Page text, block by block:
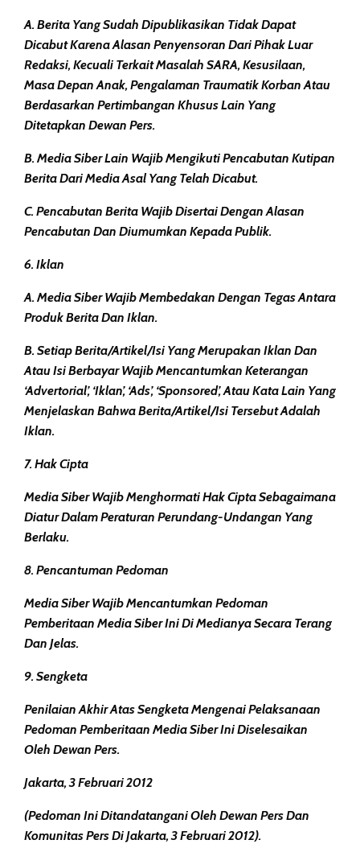
A. Berita Yang Sudah Dipublikasikan Tidak Dapat
Dicabut Karena Alasan Penyensoran Dari Pihak Luar
Redaksi, Kecuali Terkait Masalah SARA, Kesusilaan,
Masa Depan Anak, Pengalaman Traumatik Korban Atau
Berdasarkan Pertimbangan Khusus Lain Yang
Ditetapkan Dewan Pers.
B. Media Siber Lain Wajib Mengikuti Pencabutan Kutipan
Berita Dari Media Asal Yang Telah Dicabut.
C. Pencabutan Berita Wajib Disertai Dengan Alasan
Pencabutan Dan Diumumkan Kepada Publik.
6. Iklan
A. Media Siber Wajib Membedakan Dengan Tegas Antara
Produk Berita Dan Iklan.
B. Setiap Berita/artikel/isi Yang Merupakan Iklan Dan
Atau Isi Berbayar Wajib Mencantumkan Keterangan
‘advertorial’, ‘iklan’, ‘ads’, ‘sponsored’, Atau Kata Lain Yang
Menjelaskan Bahwa Berita/artikel/isi Tersebut Adalah
Iklan.
7. Hak Cipta
Media Siber Wajib Menghormati Hak Cipta Sebagaimana
Diatur Dalam Peraturan Perundang-Undangan Yang
Berlaku.
8. Pencantuman Pedoman
Media Siber Wajib Mencantumkan Pedoman
Pemberitaan Media Siber Ini Di Medianya Secara Terang
Dan Jelas.
9. Sengketa
Penilaian Akhir Atas Sengketa Mengenai Pelaksanaan
Pedoman Pemberitaan Media Siber Ini Diselesaikan
Oleh Dewan Pers.
Jakarta, 3 Februari 2012
(Pedoman Ini Ditandatangani Oleh Dewan Pers Dan
Komunitas Pers Di Jakarta, 3 Februari 2012).